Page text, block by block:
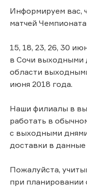
Информируем вас,
матчей
15, 18, 23, 26, 30
в Сочи выходными
области
июня 2018 года.
Наши филиалы в
работать в
с выходными
доставки в данные
Пожалуйста,
при планировании